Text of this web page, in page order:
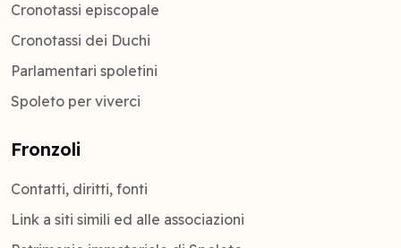
Cronotassi episcopale
Cronotassi dei Duchi
Parlamentari spoletini
Spoleto per viverci
Fronzoli
Contatti, diritti, fonti
Link a siti simili ed alle associazioni